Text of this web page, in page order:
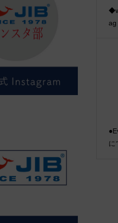
ag
に